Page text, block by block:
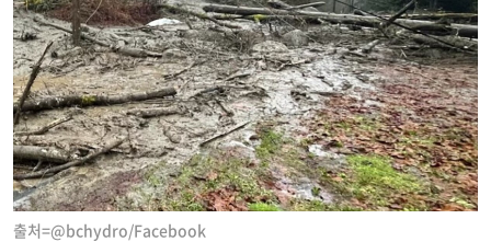
출처=@bchydro/Facebook